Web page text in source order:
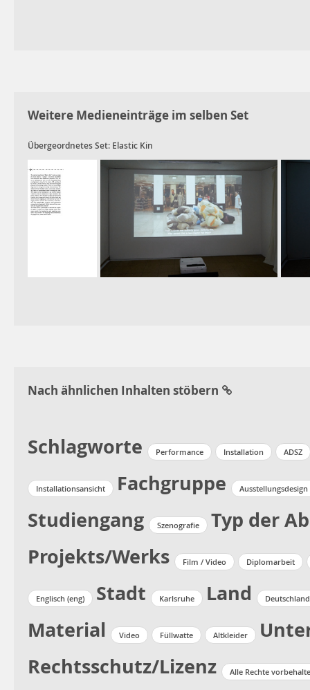
Weitere Medieneinträge im selben Set
Übergeordnetes Set: Elastic Kin
Nach ähnlichen Inhalten stöbern
Schlagworte Performance Installation ADSZ
Installationsansicht Fachgruppe
Studiengang Szenografie
Typ der
Projekts/Werks
Film / Video Diplomarbeit
Englisch (eng) Stadt Karlsruhe Land Deutschland
Material Video Füllwatte Altkleider
Rechtsschutz/Lizenz
Alle Rechte